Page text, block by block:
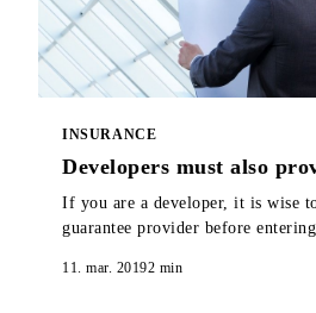
INSURANCE
Developers must also
If you are a developer, it is wise
guarantee provider before
why.
11. mar. 20192 min